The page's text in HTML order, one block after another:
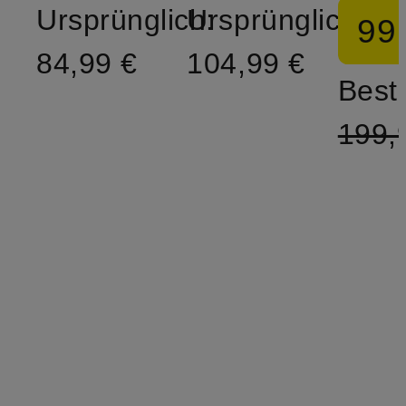
Ursprünglich:
84,99 €
Ursprünglich:
104,99 €